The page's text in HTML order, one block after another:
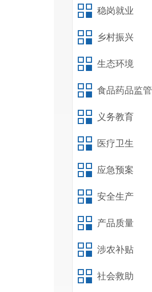
稳岗就业
乡村振兴
生态环境
食品药品监管
义务教育
医疗卫生
应急预案
安全生产
产品质量
涉农补贴
社会救助